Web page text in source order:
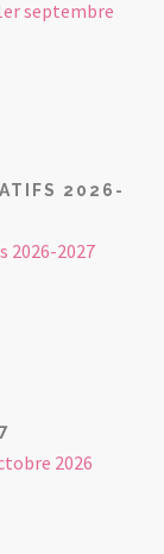
septembre
2026-
2026-2027
2026